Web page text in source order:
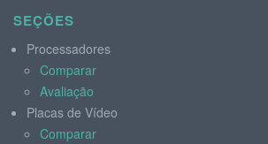
SEÇÕES
Processadores
Comparar
Avaliação
Placas de Vídeo
Comparar